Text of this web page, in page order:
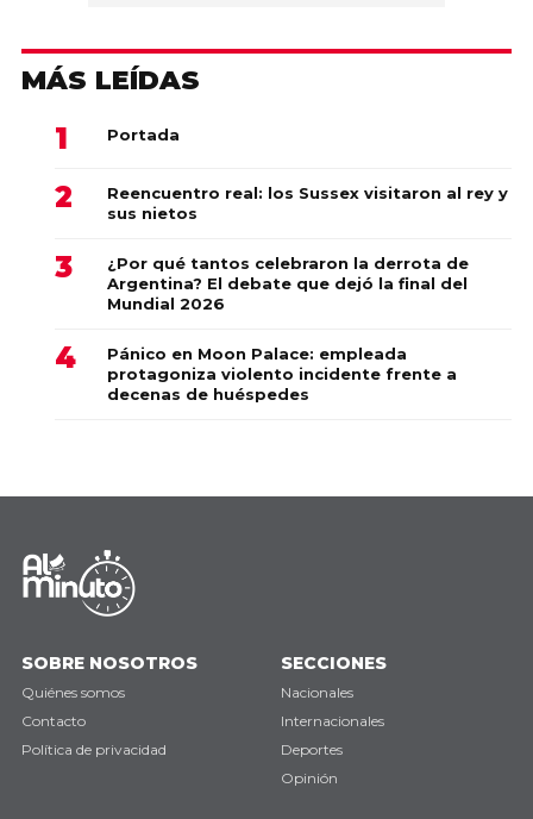
MÁS LEÍDAS
Portada
Reencuentro real: los Sussex visitaron al rey y
sus nietos
¿Por qué tantos celebraron la derrota de
Argentina? El debate que dejó la final del
Mundial 2026
Pánico en Moon Palace: empleada
protagoniza violento incidente frente a
decenas de huéspedes
SOBRE NOSOTROS
Quiénes somos
Contacto
Política de privacidad
SECCIONES
Nacionales
Internacionales
Deportes
Opinión